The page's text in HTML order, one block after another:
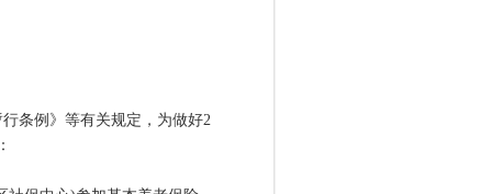
条例》等有关规定，为做好2